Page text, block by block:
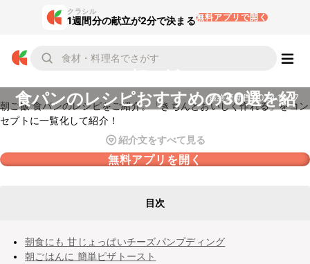
クラシル
1週間分の献立が2分で決まる無料アプリで開く
食パンのレシピおすすめの30選を紹
最終更新日2024.10.17
朝ご飯 食パンのレシピをご紹介。「きちんとおいしく作れる」をコン
セプトに一覧化して紹介！
紹介文をすべて見る
無料アプリを開く
目次
朝食にも 甘じょっぱいチーズパンプディング
朝ごはんに 簡単ピザトースト